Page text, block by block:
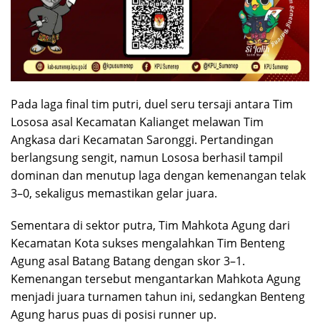
Pada laga final tim putri, duel seru tersaji antara Tim
Lososa asal Kecamatan Kalianget melawan Tim
Angkasa dari Kecamatan Saronggi. Pertandingan
berlangsung sengit, namun Lososa berhasil tampil
dominan dan menutup laga dengan kemenangan telak
3–0, sekaligus memastikan gelar juara.
Sementara di sektor putra, Tim Mahkota Agung dari
Kecamatan Kota sukses mengalahkan Tim Benteng
Agung asal Batang Batang dengan skor 3–1.
Kemenangan tersebut mengantarkan Mahkota Agung
menjadi juara turnamen tahun ini, sedangkan Benteng
Agung harus puas di posisi runner up.